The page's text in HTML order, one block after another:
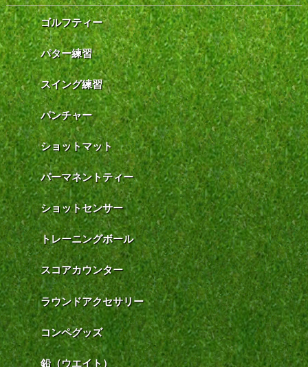
ゴルフティー
パター練習
スイング練習
パンチャー
ショットマット
パーマネントティー
ショットセンサー
トレーニングボール
スコアカウンター
ラウンドアクセサリー
コンペグッズ
鉛（ウエイト）